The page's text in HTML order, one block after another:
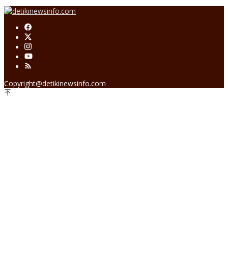
Copyright@detikinewsinfo.com